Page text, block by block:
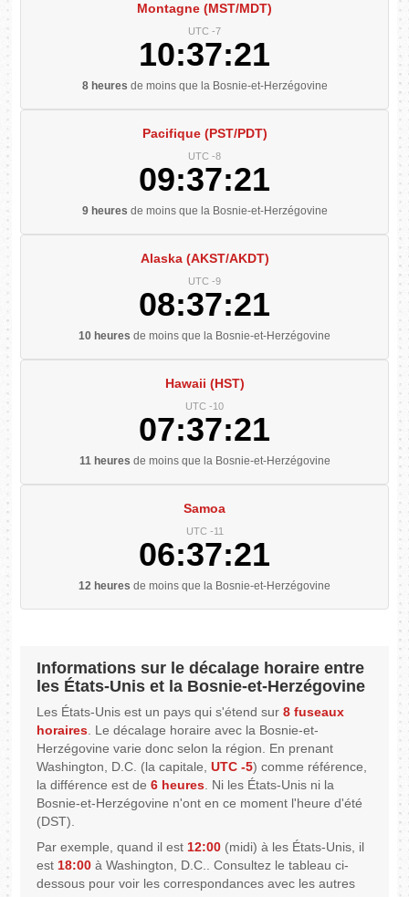
Montagne (MST/MDT)
UTC -7
10:37:22
8 heures de moins que la Bosnie-et-Herzégovine
Pacifique (PST/PDT)
UTC -8
09:37:22
9 heures de moins que la Bosnie-et-Herzégovine
Alaska (AKST/AKDT)
UTC -9
08:37:22
10 heures de moins que la Bosnie-et-Herzégovine
Hawaii (HST)
UTC -10
07:37:22
11 heures de moins que la Bosnie-et-Herzégovine
Samoa
UTC -11
06:37:22
12 heures de moins que la Bosnie-et-Herzégovine
Informations sur le décalage horaire entre
les États-Unis et la Bosnie-et-Herzégovine
Les États-Unis est un pays qui s'étend sur8 fuseaux
horaires. Le décalage horaire avec la Bosnie-et-
Herzégovine varie donc selon la région. En prenant
Washington, D.C. (la capitale,UTC -5) comme référence,
la différence est de6 heures. Ni les États-Unis ni la
Bosnie-et-Herzégovine n'ont en ce moment l'heure d'été
(DST).
Par exemple, quand il est12:00 (midi) à les États-Unis, il
est18:00 à Washington, D.C.. Consultez le tableau ci-
dessous pour voir les correspondances avec les autres